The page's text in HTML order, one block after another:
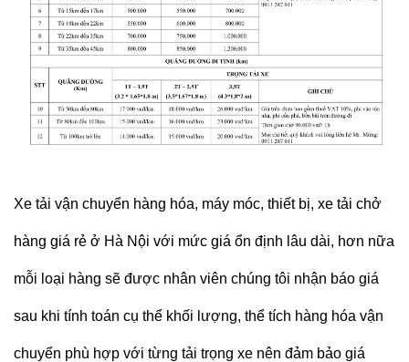
Xe tải vận chuyển hàng hóa, máy móc, thiết bị, xe tải chở
hàng giá rẻ ở Hà Nội với mức giá ổn định lâu dài, hơn nữa
mỗi loại hàng sẽ được nhân viên chúng tôi nhận báo giá
sau khi tính toán cụ thể khối lượng, thể tích hàng hóa vận
chuyển phù hợp với từng tải trọng xe nên đảm bảo giá